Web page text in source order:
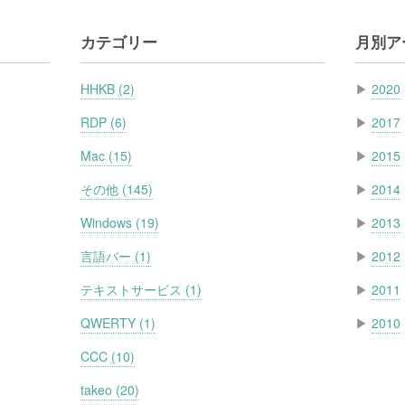
カテゴリー
HHKB (2)
RDP (6)
Mac (15)
その他 (145)
Windows (19)
言語バー (1)
テキストサービス (1)
QWERTY (1)
CCC (10)
takeo (20)
月別
▶ 2020
▶ 2017
▶ 2015
▶ 2014
▶ 2013
▶ 2012
▶ 2011
▶ 2010